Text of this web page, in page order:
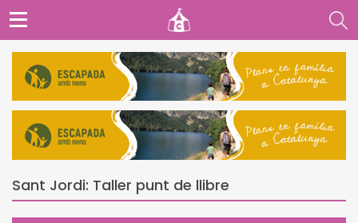
Sant Jordi: Taller punt de llibre